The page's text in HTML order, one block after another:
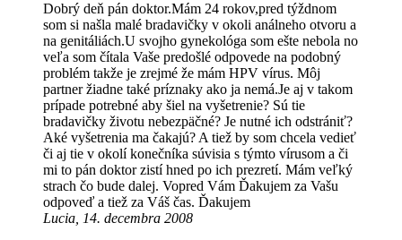
Dobrý deň pán doktor.Mám 24 rokov,pred týždnom
som si našla malé bradavičky v okoli análneho otvoru a
na genitáliách.U svojho gynekológa som ešte nebola no
veľa som čítala Vaše predošlé odpovede na podobný
problém takže je zrejmé že mám HPV vírus. Môj
partner žiadne také príznaky ako ja nemá.Je aj v takom
prípade potrebné aby šiel na vyšetrenie? Sú tie
bradavičky životu nebezpäčné? Je nutné ich odstrániť?
Aké vyšetrenia ma čakajú? A tiež by som chcela vedieť
či aj tie v okolí konečníka súvisia s týmto vírusom a či
mi to pán doktor zistí hned po ich prezretí. Mám veľký
strach čo bude dalej. Vopred Vám Ďakujem za Vašu
odpoveď a tiež za Váš čas. Ďakujem
Lucia, 14. decembra 2008